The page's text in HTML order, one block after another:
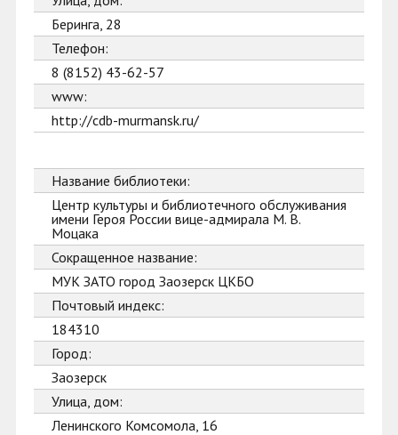
Беринга, 28
Телефон:
8 (8152) 43-62-57
www:
http://cdb-murmansk.ru/
Название библиотеки:
Центр культуры и библиотечного обслуживания
имени Героя России вице-адмирала М. В.
Моцака
Сокращенное название:
МУК ЗАТО город Заозерск ЦКБО
Почтовый индекс:
184310
Город:
Заозерск
Улица, дом:
Ленинского Комсомола, 16